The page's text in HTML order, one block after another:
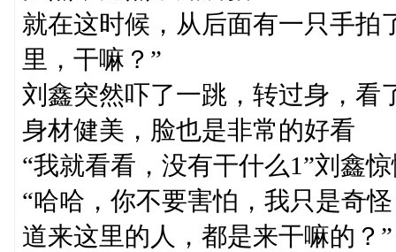
就在这时候，从后面有一只手拍
里，干嘛？”
刘鑫突然吓了一跳，转过身，看
身材健美，脸也是非常的好看
“我就看看，没有干什么1”刘鑫
“哈哈，你不要害怕，我只是奇
道来这里的人，都是来干嘛的？”